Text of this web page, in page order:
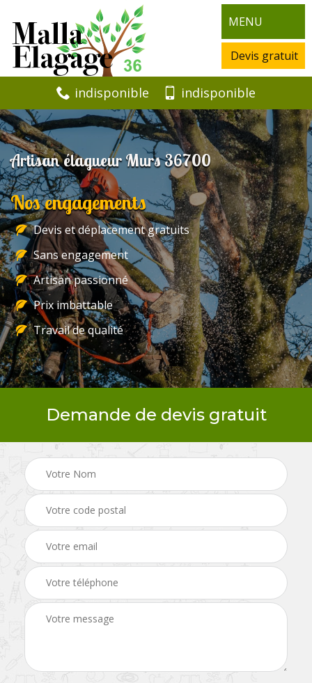
MENU
Devis gratuit
indisponible indisponible
Artisan élagueur Murs 36700
Nos engagements
Devis et déplacement gratuits
Sans engagement
Artisan passionné
Prix imbattable
Travail de qualité
Demande de devis gratuit